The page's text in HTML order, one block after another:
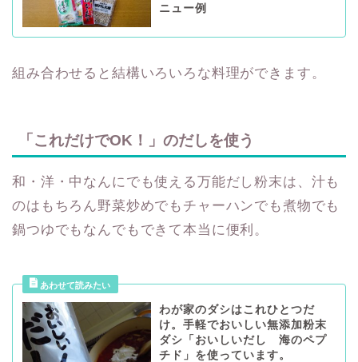
ニュー例
組み合わせると結構いろいろな料理ができます。
「これだけでOK！」のだしを使う
和・洋・中なんにでも使える万能だし粉末は、汁も
のはもちろん野菜炒めでもチャーハンでも煮物でも
鍋つゆでもなんでもできて本当に便利。
わが家のダシはこれひとつだ
け。手軽でおいしい無添加粉末
ダシ「おいしいだし 海のペプ
チド」を使っています。